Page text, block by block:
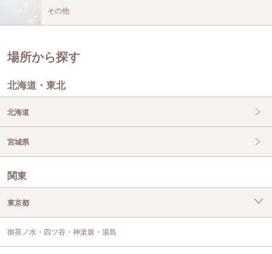
その他
場所から探す
北海道・東北
北海道
宮城県
関東
東京都
御茶ノ水・四ツ谷・神楽坂・湯島